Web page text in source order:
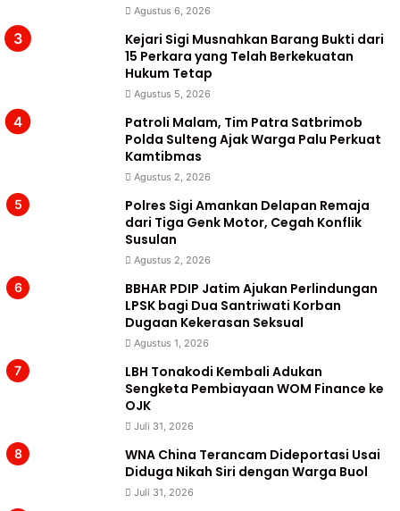
Agustus 6, 2026
Kejari Sigi Musnahkan Barang Bukti dari
15 Perkara yang Telah Berkekuatan
Hukum Tetap
Agustus 5, 2026
Patroli Malam, Tim Patra Satbrimob
Polda Sulteng Ajak Warga Palu Perkuat
Kamtibmas
Agustus 2, 2026
Polres Sigi Amankan Delapan Remaja
dari Tiga Genk Motor, Cegah Konflik
Susulan
Agustus 2, 2026
BBHAR PDIP Jatim Ajukan Perlindungan
LPSK bagi Dua Santriwati Korban
Dugaan Kekerasan Seksual
Agustus 1, 2026
LBH Tonakodi Kembali Adukan
Sengketa Pembiayaan WOM Finance ke
OJK
Juli 31, 2026
WNA China Terancam Dideportasi Usai
Diduga Nikah Siri dengan Warga Buol
Juli 31, 2026